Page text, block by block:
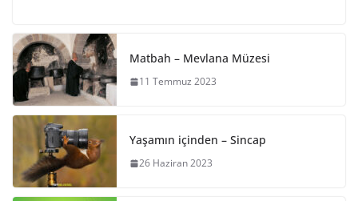
Matbah – Mevlana Müzesi
11 Temmuz 2023
Yaşamın içinden – Sincap
26 Haziran 2023